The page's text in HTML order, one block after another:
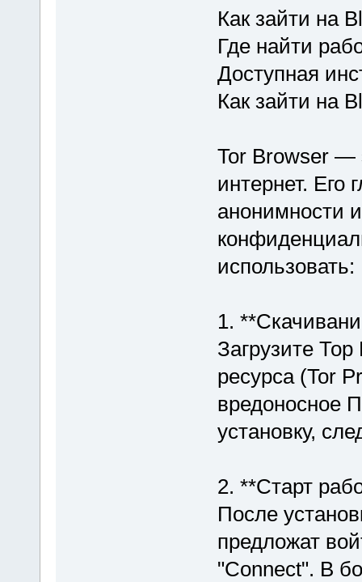
Как зайти на
Где найти
Доступная
Как зайти на
Tor Browser —
интернет. Его
анонимности
использовать:
1.
Загрузите
ресурса (Tor
вредоносное
установку,
2. **Старт
После
предложат
"Connect". В